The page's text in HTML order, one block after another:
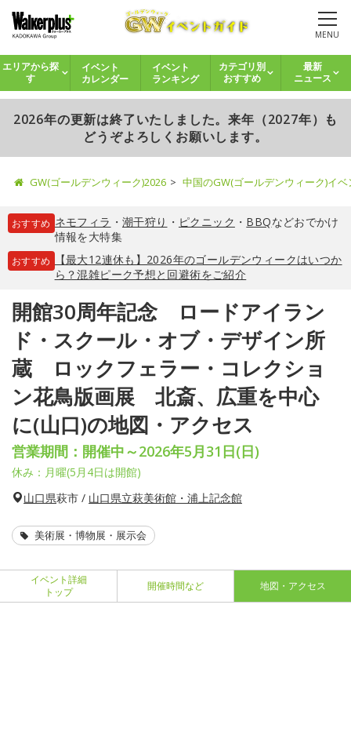
MENU
エリアから探
す
イベント
カレンダー
イベント
ランキング
カテゴリ別
おすすめ
最新
ニュース
2026年の更新は終了いたしました。来年（2027年）も
どうぞよろしくお願いします。
GW(ゴールデンウィーク)2026 中国のGW(ゴールデンウィーク)イ
おすすめ ネモフィラ ・ 潮干狩り ・ ピクニック ・ BBQなどおでかけ
情報を大特集
おすすめ
【最大12連休も】2026年のゴールデンウィークはいつか
ら？混雑ピーク予想と回避術をご紹介
開館30周年記念 ロードアイラン
ド・スクール・オブ・デザイン所
蔵 ロックフェラー・コレクショ
ン花鳥版画展 北斎、広重を中心
に(山口)の地図・アクセス
営業期間：開催中～2026年5月31日(日)
休み：月曜(5月4日は開館)
山口県萩市 / 山口県立萩美術館・浦上記念館
美術展・博物展・展示会
イベント詳細
トップ
開催時間など 地図・アクセス